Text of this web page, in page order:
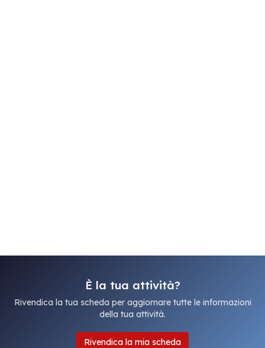
È la tua attività?
Rivendica la tua scheda per aggiornare tutte le informazioni
della tua attività.
Rivendica la mia scheda